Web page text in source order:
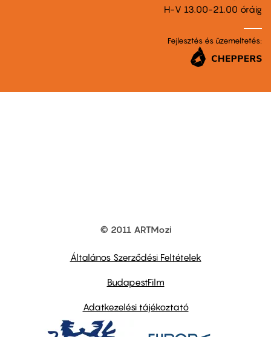
H-V 13.00-21.00 óráig
Fejlesztés és üzemeltetés:
© 2011 ARTMozi
Általános Szerződési Feltételek
BudapestFilm
Adatkezelési tájékoztató